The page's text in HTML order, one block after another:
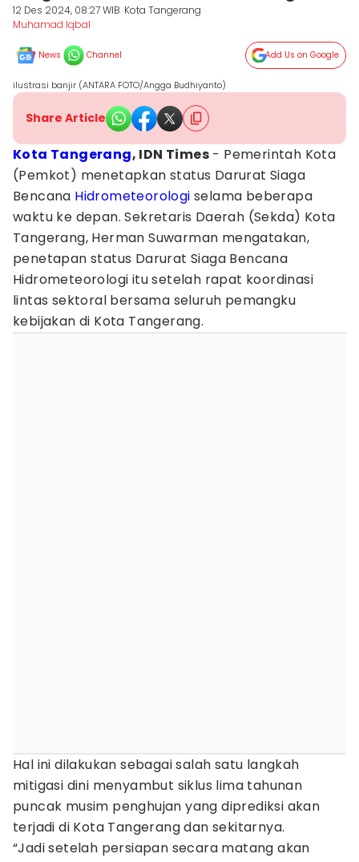
12 Des 2024, 08:27 WIB Kota Tangerang
Muhamad Iqbal
News Channel Add Us on Google
ilustrasi banjir (ANTARA FOTO/Angga Budhiyanto)
Share Article
Kota Tangerang, IDN Times - Pemerintah Kota
(Pemkot) menetapkan status Darurat Siaga
Bencana Hidrometeorologi selama beberapa
waktu ke depan. Sekretaris Daerah (Sekda) Kota
Tangerang, Herman Suwarman mengatakan,
penetapan status Darurat Siaga Bencana
Hidrometeorologi itu setelah rapat koordinasi
lintas sektoral bersama seluruh pemangku
kebijakan di Kota Tangerang.
Hal ini dilakukan sebagai salah satu langkah
mitigasi dini menyambut siklus lima tahunan
puncak musim penghujan yang diprediksi akan
terjadi di Kota Tangerang dan sekitarnya.
“Jadi setelah persiapan secara matang akan